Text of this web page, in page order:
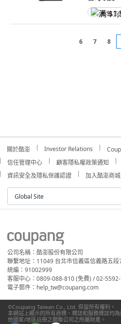
满
6 7 8
關於酷澎 Investor Relations
信任管理中心
顧客隱私權政策通知
資訊安全及隱私保護認證
加入酷澎商城
Global Site
公司名稱：酷澎股份有限公司
聯繫地址：11049 台北市信義區信義路五段
統編：91002999
客服中心：0809-088-810 (免費) / 02-
電子郵件：help_tw@coupang.com
©Coupang Taiwan Co., Ltd. 保留所有權利。
本網站上顯示的所有商標、標誌和服務標誌均
他國家/地區註冊之關聯公司之所屬財產。